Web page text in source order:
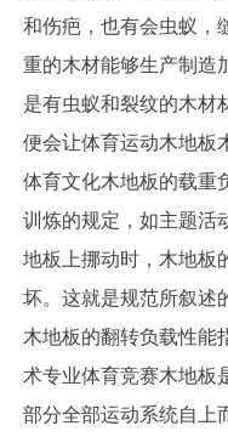
和伤疤，也有会虫蚁，
重的木材能够生产制造
是有虫蚁和裂纹的木材
便会让体育运动木地板
体育文化木地板的载重
训炼的规定，如主题活
地板上挪动时，木地板
坏。这就是规范所叙述
木地板的翻转负载性能
术专业体育竞赛木地板
部分全部运动系统自上